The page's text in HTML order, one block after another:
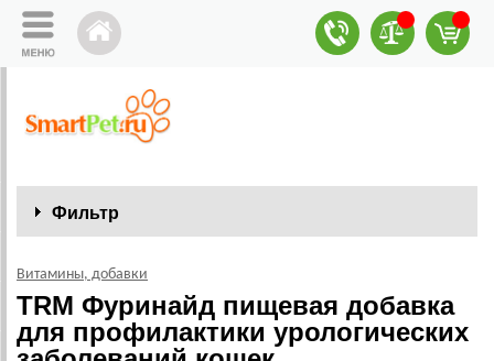
Фильтр
Витамины, добавки
TRM Фуринайд пищевая добавка
для профилактики урологических